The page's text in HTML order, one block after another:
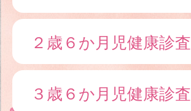
２歳６か月児健康診査
３歳６か月児健康診査